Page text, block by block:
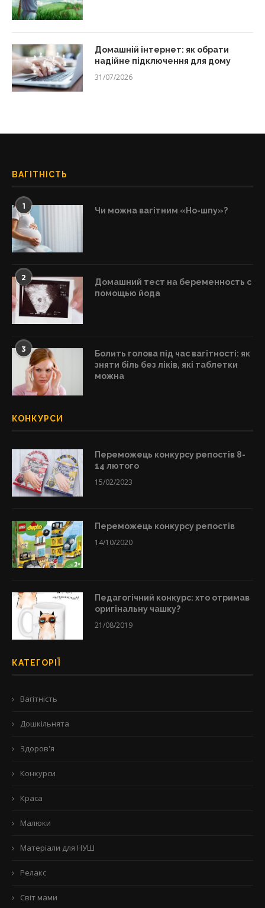
Домашній інтернет: як обрати
надійне підключення для дому
31/07/2026
ВАГІТНІСТЬ
1 Чи можна вагітним «Но-шпу»?
2
Домашний тест на беременность с
помощью йода
3
Болить голова під час вагітності: як
зняти біль без ліків, які таблетки
можна
КОНКУРСИ
Переможець конкурсу репостів 8-
14 лютого
15/02/2023
Переможець конкурсу репостів
14/10/2020
Педагогічний конкурс: хто отримав
оригінальну чашку?
21/08/2019
КАТЕГОРІЇ
Вагітність
Дошкільнята
Здоров'я
Конкурси
Краса
Малюки
Матеріали для НУШ
Релакс
Світ мами